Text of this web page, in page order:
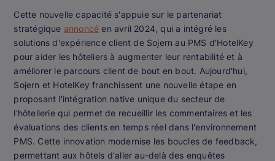
Cette nouvelle capacité s'appuie sur le partenariat
stratégique annoncé en avril 2024, qui a intégré les
solutions d'expérience client de Sojern au PMS d'HotelKey
pour aider les hôteliers à augmenter leur rentabilité et à
améliorer le parcours client de bout en bout. Aujourd'hui,
Sojern et HotelKey franchissent une nouvelle étape en
proposant l'intégration native unique du secteur de
l'hôtellerie qui permet de recueillir les commentaires et les
évaluations des clients en temps réel dans l'environnement
PMS. Cette innovation modernise les boucles de feedback,
permettant aux hôtels d'aller au-delà des enquêtes